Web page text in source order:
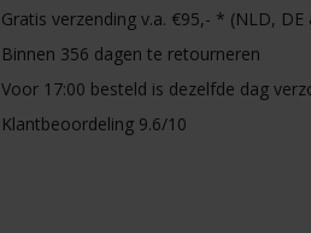
Gratis verzending v.a. €95,- * (NLD, DE
Binnen 356 dagen te retourneren
Voor 17:00 besteld is dezelfde dag
Klantbeoordeling 9.6/10